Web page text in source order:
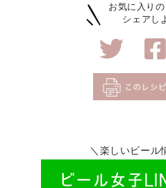
お気に入り
シェアし
＼楽しいビール